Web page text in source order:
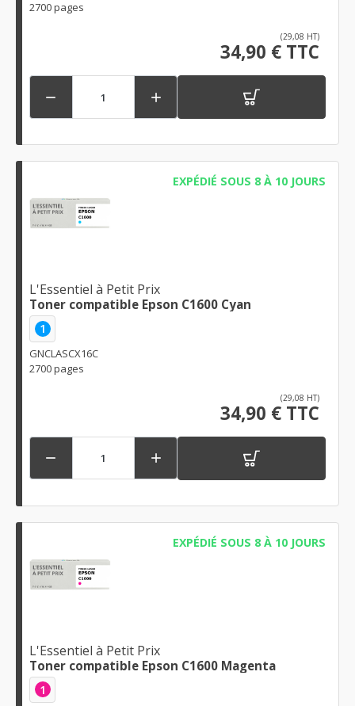
2700 pages
(29,08 HT)
34,90 € TTC
 
EXPÉDIÉ SOUS 8 À 10 JOURS
L'Essentiel à Petit Prix
Toner compatible Epson C1600 Cyan
1
GNCLASCX16C
2700 pages
(29,08 HT)
34,90 € TTC
 
EXPÉDIÉ SOUS 8 À 10 JOURS
L'Essentiel à Petit Prix
Toner compatible Epson C1600 Magenta
1